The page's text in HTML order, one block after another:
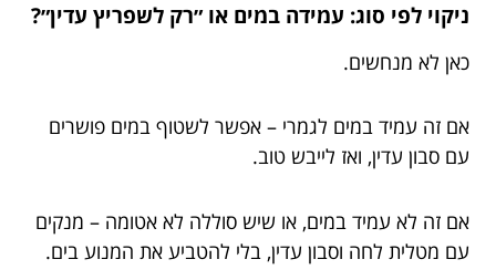
ניקוי לפי סוג: עמידה במים או ״רק לשפריץ עדין״?
כאן לא מנחשים.
אם זה עמיד במים לגמרי – אפשר לשטוף במים פושרים
עם סבון עדין, ואז לייבש טוב.
אם זה לא עמיד במים, או שיש סוללה לא אטומה – מנקים
עם מטלית לחה וסבון עדין, בלי להטביע את המנוע בים.